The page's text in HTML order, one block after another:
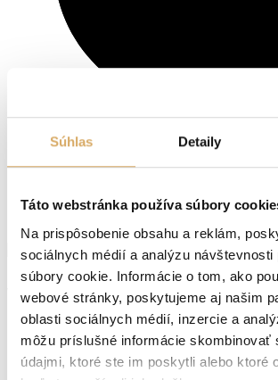
Súhlas Detaily
Táto webstránka používa súbory
Na prispôsobenie obsahu a reklám,
sociálnych médií a analýzu návštevnosti
súbory cookie. Informácie o tom, ako
webové stránky, poskytujeme aj našim
oblasti sociálnych médií, inzercie a
môžu príslušné informácie skombinovať
údajmi, ktoré ste im poskytli alebo ktoré
10%
Dočasné zaměstnání
Mezinárodní nábor